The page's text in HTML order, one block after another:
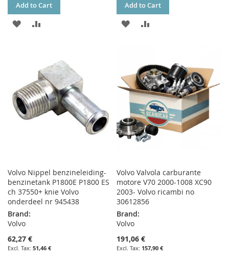
Add to Cart
ADD
COMPARE
Add to Cart
ADD
LIST
Volvo Nippel benzineleiding-
benzinetank P1800E P1800 ES
ch 37550+ knie Volvo
onderdeel nr 945438
Brand:
Volvo
62,27 €
51,46 €
Volvo Valvola carburante
motore V70 2000-1008 XC90
2003- Volvo ricambi no
30612856
Brand:
Volvo
191,06 €
157,90 €